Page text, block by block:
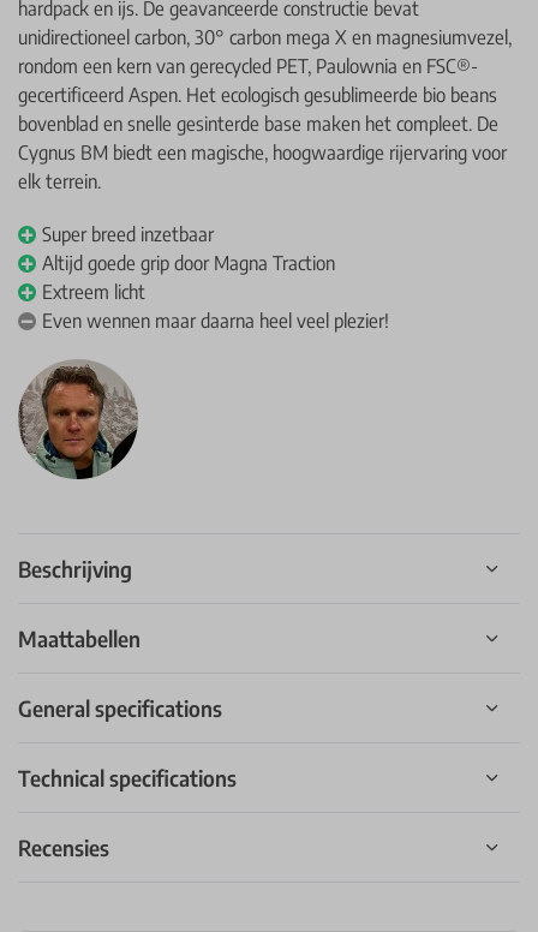
hardpack en ijs. De geavanceerde constructie bevat
unidirectioneel carbon, 30° carbon mega X en magnesiumvezel,
rondom een kern van gerecycled PET, Paulownia en FSC®-
gecertificeerd Aspen. Het ecologisch gesublimeerde bio beans
bovenblad en snelle gesinterde base maken het compleet. De
Cygnus BM biedt een magische, hoogwaardige rijervaring voor
elk terrein.
Super breed inzetbaar
Altijd goede grip door Magna Traction
Extreem licht
Even wennen maar daarna heel veel plezier!
Beschrijving
Maattabellen
General specifications
Technical specifications
Recensies